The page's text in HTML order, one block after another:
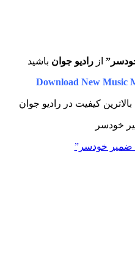
ازرادیو جوان باشید
Download New Music
بالاترین کیفیت در رادیو جوان
ضمیر خودسر”